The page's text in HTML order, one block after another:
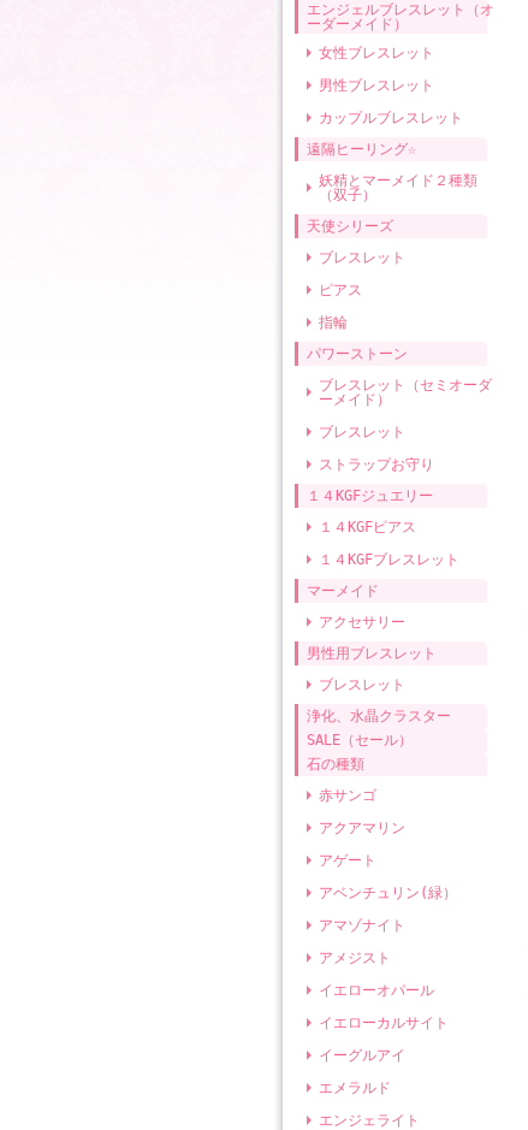
エンジェルブレスレット（オ
ーダーメイド）
女性ブレスレット
男性ブレスレット
カップルブレスレット
遠隔ヒーリング☆
妖精とマーメイド２種類
（双子）
天使シリーズ
ブレスレット
ピアス
指輪
パワーストーン
ブレスレット（セミオーダ
ーメイド）
ブレスレット
ストラップお守り
１４KGFジュエリー
１４KGFピアス
１４KGFブレスレット
マーメイド
アクセサリー
男性用ブレスレット
ブレスレット
浄化、水晶クラスター
SALE（セール）
石の種類
赤サンゴ
アクアマリン
アゲート
アベンチュリン(緑）
アマゾナイト
アメジスト
イエローオパール
イエローカルサイト
イーグルアイ
エメラルド
エンジェライト